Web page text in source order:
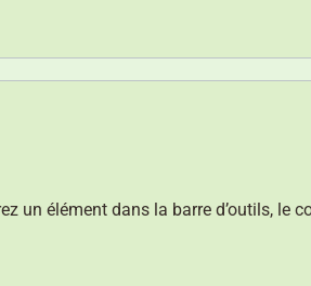
un élément dans la barre d’outils, le